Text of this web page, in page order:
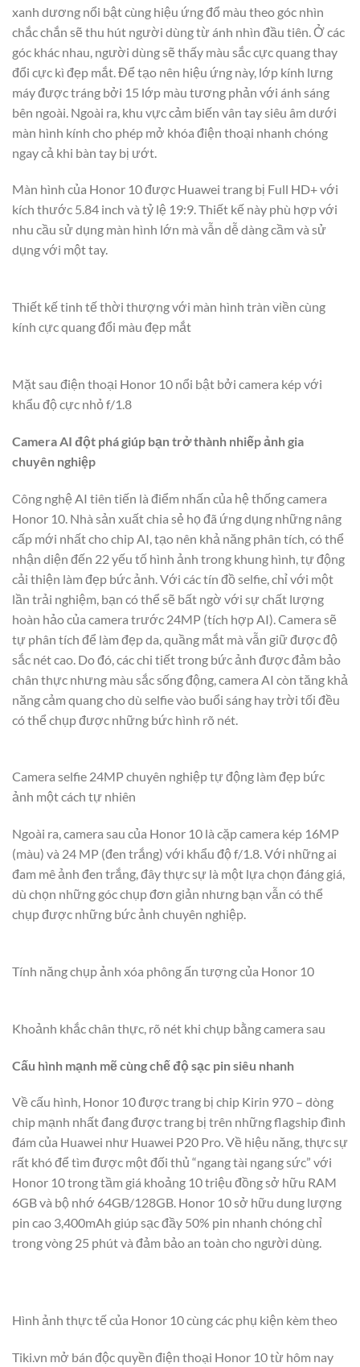
xanh dương nổi bật cùng hiệu ứng đổ màu theo góc nhìn
chắc chắn sẽ thu hút người dùng từ ánh nhìn đầu tiên. Ở các
góc khác nhau, người dùng sẽ thấy màu sắc cực quang thay
đổi cực kì đẹp mắt. Để tạo nên hiệu ứng này, lớp kính lưng
máy được tráng bởi 15 lớp màu tương phản với ánh sáng
bên ngoài. Ngoài ra, khu vực cảm biến vân tay siêu âm dưới
màn hình kính cho phép mở khóa điện thoại nhanh chóng
ngay cả khi bàn tay bị ướt.
Màn hình của Honor 10 được Huawei trang bị Full HD+ với
kích thước 5.84 inch và tỷ lệ 19:9. Thiết kế này phù hợp với
nhu cầu sử dụng màn hình lớn mà vẫn dễ dàng cầm và sử
dụng với một tay.
Thiết kế tinh tế thời thượng với màn hình tràn viền cùng
kính cực quang đổi màu đẹp mắt
Mặt sau điện thoại Honor 10 nổi bật bởi camera kép với
khẩu độ cực nhỏ f/1.8
Camera AI đột phá giúp bạn trở thành nhiếp ảnh gia
chuyên nghiệp
Công nghệ AI tiên tiến là điểm nhấn của hệ thống camera
Honor 10. Nhà sản xuất chia sẻ họ đã ứng dụng những nâng
cấp mới nhất cho chip AI, tạo nên khả năng phân tích, có thể
nhận diện đến 22 yếu tố hình ảnh trong khung hình, tự động
cải thiện làm đẹp bức ảnh. Với các tín đồ selfie, chỉ với một
lần trải nghiệm, bạn có thể sẽ bất ngờ với sự chất lượng
hoàn hảo của camera trước 24MP (tích hợp AI). Camera sẽ
tự phân tích để làm đẹp da, quầng mắt mà vẫn giữ được độ
sắc nét cao. Do đó, các chi tiết trong bức ảnh được đảm bảo
chân thực nhưng màu sắc sống động, camera AI còn tăng khả
năng cảm quang cho dù selfie vào buổi sáng hay trời tối đều
có thể chụp được những bức hình rõ nét.
Camera selfie 24MP chuyên nghiệp tự động làm đẹp bức
ảnh một cách tự nhiên
Ngoài ra, camera sau của Honor 10 là cặp camera kép 16MP
(màu) và 24 MP (đen trắng) với khẩu độ f/1.8. Với những ai
đam mê ảnh đen trắng, đây thực sự là một lựa chọn đáng giá,
dù chọn những góc chụp đơn giản nhưng bạn vẫn có thể
chụp được những bức ảnh chuyên nghiệp.
Tính năng chụp ảnh xóa phông ấn tượng của Honor 10
Khoảnh khắc chân thực, rõ nét khi chụp bằng camera sau
Cấu hình mạnh mẽ cùng chế độ sạc pin siêu nhanh
Về cấu hình, Honor 10 được trang bị chip Kirin 970 – dòng
chip mạnh nhất đang được trang bị trên những flagship đình
đám của Huawei như Huawei P20 Pro. Về hiệu năng, thực sự
rất khó để tìm được một đối thủ “ngang tài ngang sức” với
Honor 10 trong tầm giá khoảng 10 triệu đồng sở hữu RAM
6GB và bộ nhớ 64GB/128GB. Honor 10 sở hữu dung lượng
pin cao 3,400mAh giúp sạc đầy 50% pin nhanh chóng chỉ
trong vòng 25 phút và đảm bảo an toàn cho người dùng.
Hình ảnh thực tế của Honor 10 cùng các phụ kiện kèm theo
Tiki.vn mở bán độc quyền điện thoại Honor 10 từ hôm nay